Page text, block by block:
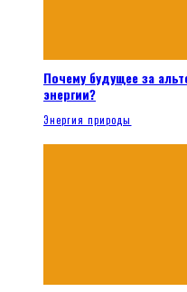
Почему будущее за
энергии?
Энергия природы